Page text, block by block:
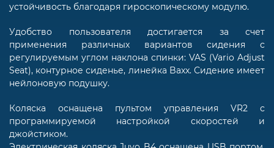
устойчивость благодаря гироскопическому модулю.
Удобство пользователя достигается за счет
применения различных вариантов сидения с
регулируемым углом наклона спинки: VAS (Vario Adjust
Seat), контурное сиденье, линейка Baxx. Сидение имеет
нейлоновую подушку.
Коляска оснащена пультом управления VR2 с
программируемой настройкой скоростей и
джойстиком.